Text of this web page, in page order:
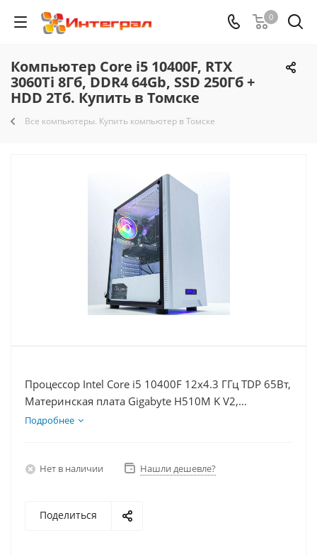
0
Компьютер Core i5 10400F, RTX
3060Ti 8Гб, DDR4 64Gb, SSD 250Гб +
HDD 2Тб. Купить в Томске
Все компьютеры. Купить компьютер в Томске
Процессор Intel Core i5 10400F 12x4.3 ГГц TDP 65Вт,
Материнская плата Gigabyte H510M K V2,
Видеокарта RTX 3060Ti 8Гб, Память DDR4 64Gb,
Подробнее
Нет в наличии Нашли дешевле?
Поделиться